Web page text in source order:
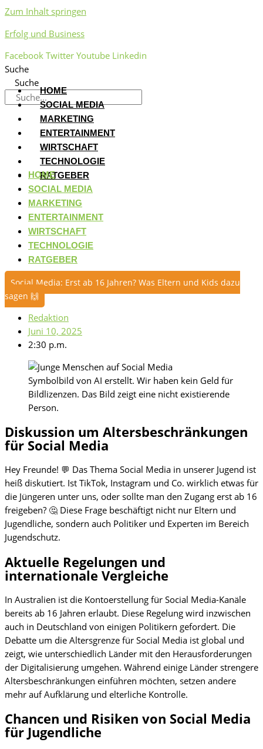
Zum Inhalt springen
Erfolg und Business
Facebook Twitter Youtube Linkedin
Suche
Suche
HOME
SOCIAL MEDIA
MARKETING
ENTERTAINMENT
WIRTSCHAFT
TECHNOLOGIE
RATGEBER
HOME
SOCIAL MEDIA
MARKETING
ENTERTAINMENT
WIRTSCHAFT
TECHNOLOGIE
RATGEBER
Social Media: Erst ab 16 Jahren? Was Eltern und Kids dazu
sagen 🙌
Redaktion
Juni 10, 2025
2:30 p.m.
Symbolbild von AI erstellt. Wir haben kein Geld für
Bildlizenzen. Das Bild zeigt eine nicht existierende
Person.
Diskussion um Altersbeschränkungen
für Social Media
Hey Freunde! 💬 Das Thema Social Media in unserer Jugend ist
heiß diskutiert. Ist TikTok, Instagram und Co. wirklich etwas für
die Jüngeren unter uns, oder sollte man den Zugang erst ab 16
freigeben? 🤔 Diese Frage beschäftigt nicht nur Eltern und
Jugendliche, sondern auch Politiker und Experten im Bereich
Jugendschutz.
Aktuelle Regelungen und
internationale Vergleiche
In Australien ist die Kontoerstellung für Social Media-Kanäle
bereits ab 16 Jahren erlaubt. Diese Regelung wird inzwischen
auch in Deutschland von einigen Politikern gefordert. Die
Debatte um die Altersgrenze für Social Media ist global und
zeigt, wie unterschiedlich Länder mit den Herausforderungen
der Digitalisierung umgehen. Während einige Länder strengere
Altersbeschränkungen einführen möchten, setzen andere
mehr auf Aufklärung und elterliche Kontrolle.
Chancen und Risiken von Social Media
für Jugendliche